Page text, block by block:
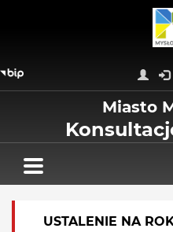
Wróć na
Przejdź do
Przejdź do
Miasto
USTALENIE NA